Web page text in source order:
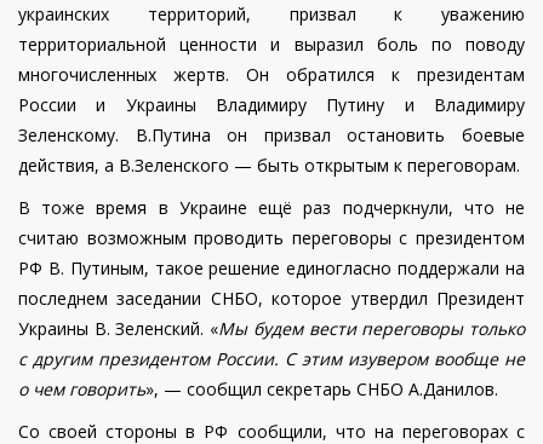
украинских территорий, призвал к уважению
территориальной ценности и выразил боль по поводу
многочисленных жертв.
Он обратился к президентам
России и Украины Владимиру Путину и Владимиру
Зеленскому. В.Путина он призвал остановить боевые
действия, а В.Зеленского — быть открытым к переговорам.
В тоже время в Украине ещё раз подчеркнули, что не
считаю возможным проводить переговоры с президентом
РФ В. Путиным, такое решение единогласно поддержали на
последнем заседании СНБО, которое утвердил Президент
Украины В. Зеленский. «Мы будем вести переговоры только
с другим президентом России. С этим изувером вообще не
о чем говорить», — сообщил секретарь СНБО А.Данилов.
Со своей стороны в РФ сообщили, что на переговорах с